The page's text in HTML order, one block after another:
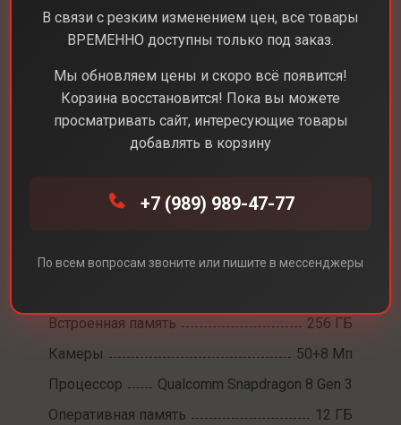
Poco F7 Pro
Диагональ экрана
6,6
Встроенная память
256 ГБ
Камеры
50+8 Мп
Процессор
Qualcomm Snapdragon 8 Gen 3
Оперативная память
12 ГБ
В связи с резким изменением цен, все товары
ВРЕМЕННО доступны только под заказ.
Мы обновляем цены и скоро всё появится!
Корзина восстановится! Пока вы можете
просматривать сайт, интересующие товары
добавлять в корзину
+7 (989) 989-47-77
По всем вопросам звоните или пишите в мессенджеры